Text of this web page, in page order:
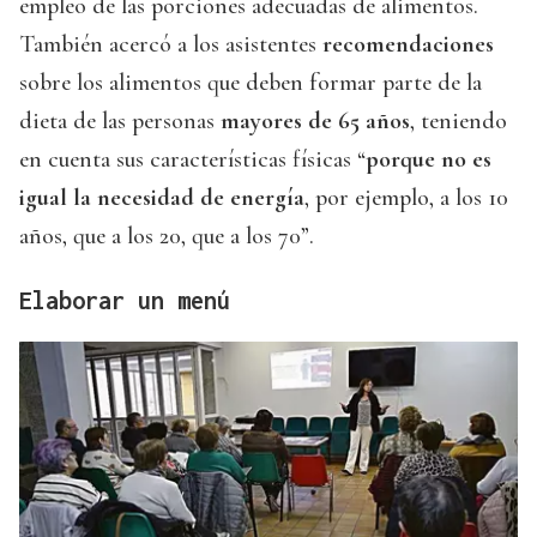
empleo de las porciones adecuadas de alimentos.
También acercó a los asistentes recomendaciones
sobre los alimentos que deben formar parte de la
dieta de las personas mayores de 65 años, teniendo
en cuenta sus características físicas “porque no es
igual la necesidad de energía, por ejemplo, a los 10
años, que a los 20, que a los 70”.
Elaborar un menú